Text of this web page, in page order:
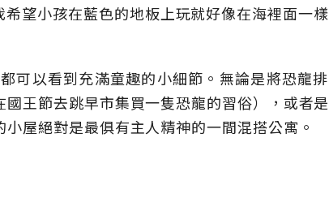
望小孩在藍色的地板上玩就好像在海裡面一
可以看到充滿童趣的小細節。無論是將恐龍
王節去跳早市集買一隻恐龍的習俗），或者
屋絕對是最俱有主人精神的一間混搭公寓。